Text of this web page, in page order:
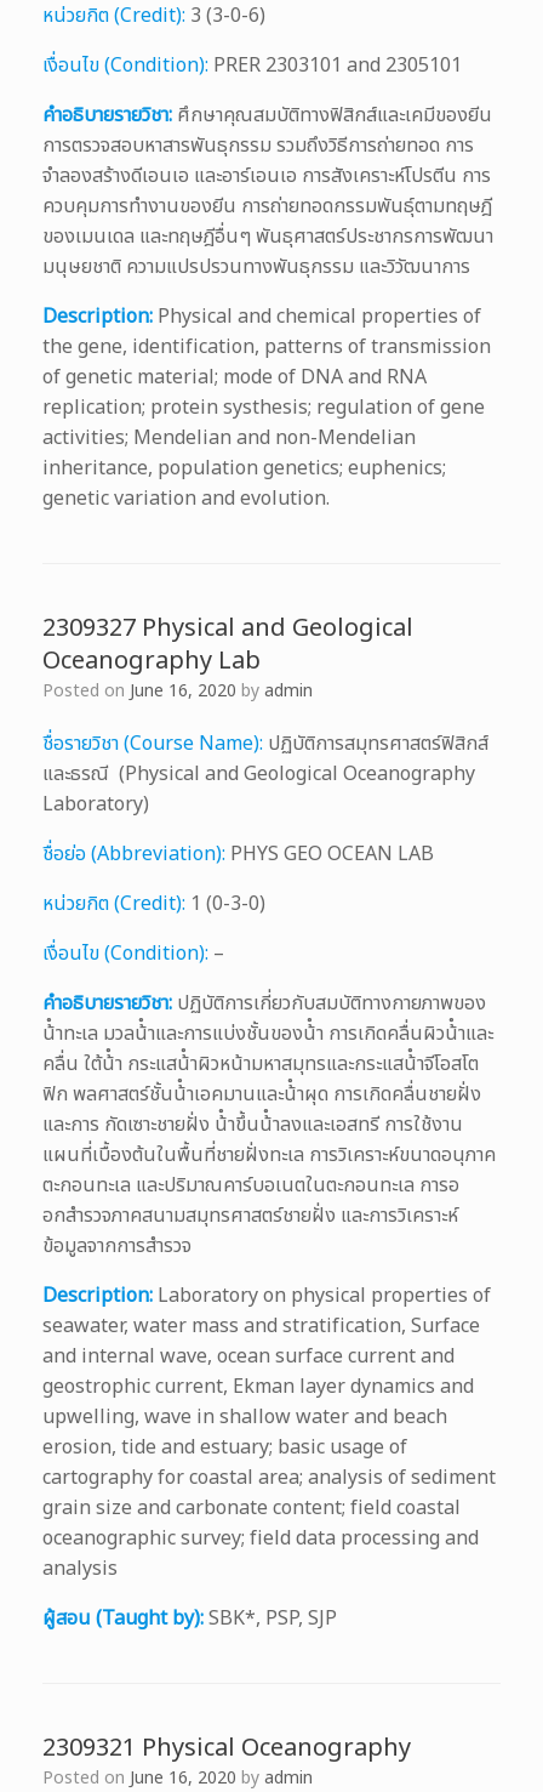
หน่วยกิต (Credit): 3 (3-0-6)
เงื่อนไข (Condition): PRER 2303101 and 2305101
คำอธิบายรายวิชา: ศึกษาคุณสมบัติทางฟิสิกส์และเคมีของยีน
การตรวจสอบหาสารพันธุกรรม รวมถึงวิธีการถ่ายทอด การ
จำลองสร้างดีเอนเอ และอาร์เอนเอ การสังเคราะห์โปรตีน การ
ควบคุมการทำงานของยีน การถ่ายทอดกรรมพันธุ์ตามทฤษฎี
ของเมนเดล และทฤษฎีอื่นๆ พันธุศาสตร์ประชากรการพัฒนา
มนุษยชาติ ความแปรปรวนทางพันธุกรรม และวิวัฒนาการ
Description: Physical and chemical properties of
the gene, identification, patterns of transmission
of genetic material; mode of DNA and RNA
replication; protein systhesis; regulation of gene
activities; Mendelian and non-Mendelian
inheritance, population genetics; euphenics;
genetic variation and evolution.
2309327 Physical and Geological
Oceanography Lab
Posted on June 16, 2020 byadmin
ชื่อรายวิชา (Course Name): ปฏิบัติการสมุทรศาสตร์ฟิสิกส์
และธรณี (Physical and Geological Oceanography
Laboratory)
ชื่อย่อ (Abbreviation): PHYS GEO OCEAN LAB
หน่วยกิต (Credit): 1 (0-3-0)
เงื่อนไข (Condition): –
คำอธิบายรายวิชา: ปฏิบัติการเกี่ยวกับสมบัติทางกายภาพของ
น้ําทะเล มวลน้ําและการแบ่งชั้นของน้ํา การเกิดคลื่นผิวน้ําและ
คลื่น ใต้น้ํา กระแสน้ําผิวหน้ามหาสมุทรและกระแสน้ําจีโอสโต
ฟิก พลศาสตร์ชั้นน้ําเอคมานและน้ําผุด การเกิดคลื่นชายฝั่ง
และการ กัดเซาะชายฝั่ง น้ําขึ้นน้ําลงและเอสทรี การใช้งาน
แผนที่เบื้องต้นในพื้นที่ชายฝั่งทะเล การวิเคราะห์ขนาดอนุภาค
ตะกอนทะเล และปริมาณคาร์บอเนตในตะกอนทะเล การอ
อกสํารวจภาคสนามสมุทรศาสตร์ชายฝั่ง และการวิเคราะห์
ข้อมูลจากการสํารวจ
Description: Laboratory on physical properties of
seawater, water mass and stratification, Surface
and internal wave, ocean surface current and
geostrophic current, Ekman layer dynamics and
upwelling, wave in shallow water and beach
erosion, tide and estuary; basic usage of
cartography for coastal area; analysis of sediment
grain size and carbonate content; field coastal
oceanographic survey; field data processing and
analysis
ผู้สอน (Taught by):SBK*, PSP, SJP
2309321 Physical Oceanography
Posted on June 16, 2020 byadmin